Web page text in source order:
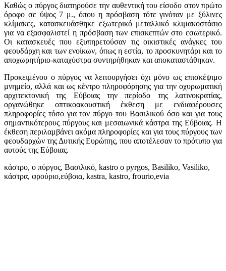
Καθώς ο πύργος διατηρούσε την αυθεντική του είσοδο στον πρώτο
όροφο σε ύψος 7 μ., όπου η πρόσβαση τότε γινόταν με ξύλινες
κλίμακες, κατασκευάσθηκε εξωτερικό μεταλλικό κλιμακοστάσιο
για να εξασφαλιστεί η πρόσβαση των επισκεπτών στο εσωτερικό.
Οι κατασκευές που εξυπηρετούσαν τις οικιστικές ανάγκες του
φεουδάρχη και των ενοίκων, όπως η εστία, το προσκυνητάρι και το
αποχωρητήριο-καταχύστρα συντηρήθηκαν και αποκαταστάθηκαν.
Προκειμένου ο πύργος να λειτουργήσει όχι μόνο ως επισκέψιμο
μνημείο, αλλά και ως κέντρο πληροφόρησης για την οχυρωματική
αρχιτεκτονική της Εύβοιας την περίοδο της λατινοκρατίας,
οργανώθηκε οπτικοακουστική έκθεση με ενδιαφέρουσες
πληροφορίες τόσο για τον πύργο του Βασιλικού όσο και για τους
σημαντικότερους πύργους και μεσαιωνικά κάστρα της Εύβοιας. Η
έκθεση περιλαμβάνει ακόμα πληροφορίες και για τους πύργους των
φεουδαρχών της Δυτικής Ευρώπης, που αποτέλεσαν το πρότυπο για
αυτούς της Εύβοιας.
κάστρο, ο πύργος, Βασιλικό, kastro o pyrgos, Basiliko, Vasiliko,
κάστρα, φρούριο,εύβοια, kastra, kastro, frourio,evia